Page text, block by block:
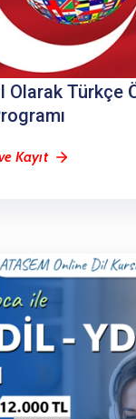
Olarak Türkçe
Kayıt